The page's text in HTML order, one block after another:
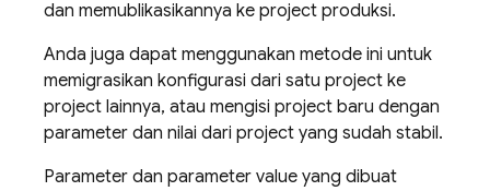
dan memublikasikannya ke project produksi.
Anda juga dapat menggunakan metode ini untuk
memigrasikan konfigurasi dari satu project ke
project lainnya, atau mengisi project baru dengan
parameter dan nilai dari project yang sudah stabil.
Parameter dan parameter value yang dibuat